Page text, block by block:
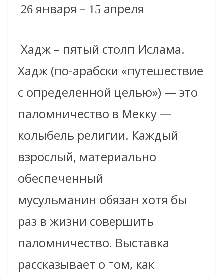
26 января – 15 апреля
Хадж – пятый столп Ислама.
Хадж (по-арабски «путешествие
с определенной целью») — это
паломничество в Мекку —
колыбель религии. Каждый
взрослый, материально
обеспеченный
мусульманин обязан хотя бы
раз в жизни совершить
паломничество. Выставка
рассказывает о том, как